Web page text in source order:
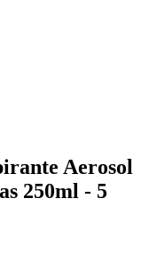
Aerosol
250ml - 5